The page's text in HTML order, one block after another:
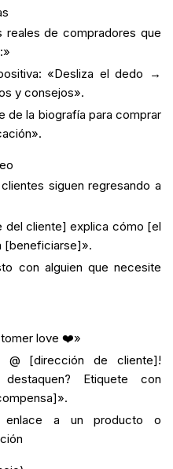
reales de compradores que
«Desliza el dedo →
y consejos».
de la biografía para comprar
siguen regresando a
del cliente] explica cómo [el
[beneficiarse]».
con alguien que necesite
love ❤️»
@ [dirección de cliente]!
Etiquete con
enlace a un producto o